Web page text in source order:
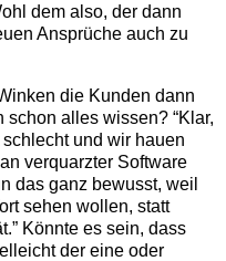
dem also, der dann
Ansprüche auch zu
die Kunden dann
alles wissen? “Klar,
und wir hauen
verquarzter Software
das ganz bewusst, weil
sehen wollen, statt
Könnte es sein, dass
der eine oder